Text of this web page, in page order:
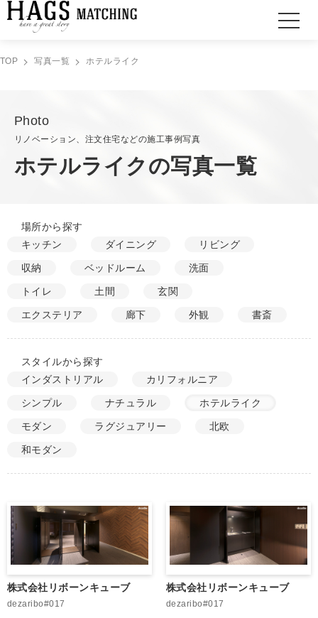
TOP 写真一覧 ホテルライク
Photo
リノベーション、注文住宅などの施工事例写真
ホテルライクの写真一覧
場所から探す
キッチン
ダイニング リビング
収納 ベッドルーム 洗面
トイレ 土間 玄関
エクステリア 廊下 外観 書斎
スタイルから探す
インダストリアル
カリフォルニア
シンプル ナチュラル ホテルライク
モダン ラグジュアリー 北欧
和モダン
株式会社リボーンキューブ
dezaribo#017
株式会社リボーンキューブ
dezaribo#017